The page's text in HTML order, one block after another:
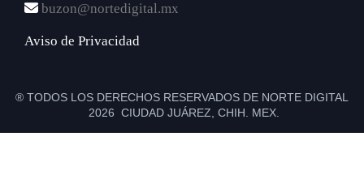
buzon@nortedigital.mx
Aviso de Privacidad
® TODOS LOS DERECHOS RESERVADOS DE NORTE DIGITAL
2026 CIUDAD JUÁREZ, CHIH. MEX.